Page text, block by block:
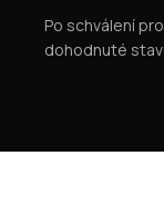
Po schválení
dohodnuté